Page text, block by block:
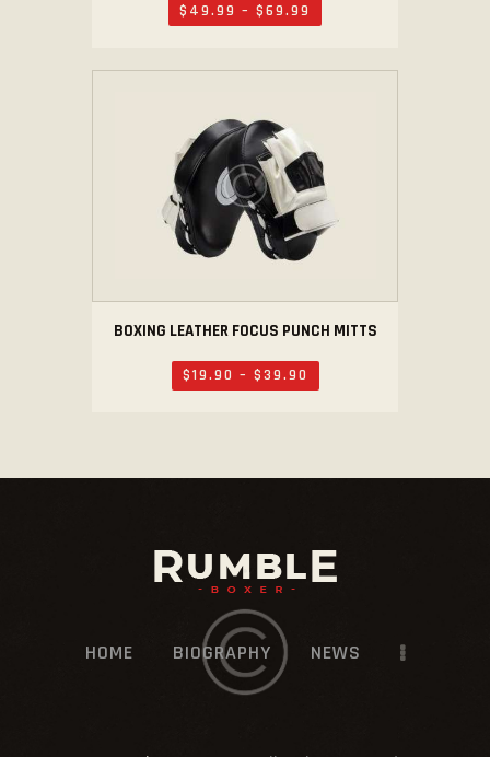
$ 49.99 – $69.99
BOXING LEATHER FOCUS PUNCH MITTS
$19.90 – $39.90
HOME BIOGRAPHY NEWS